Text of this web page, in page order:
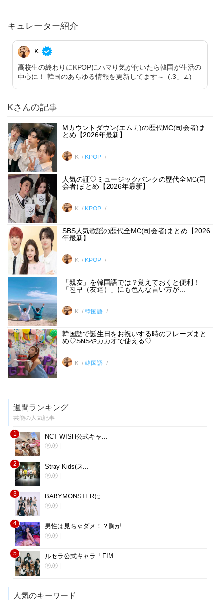
キュレーター紹介
K
高校生の終わりにKPOPにハマり気が付いたら韓国が生活の
中心に！ 韓国のあらゆる情報を更新してます～_(:3」∠)_
Kさんの記事
Mカウントダウン(エムカ)の歴代MC(司会者)ま
とめ【2026年最新】
K KPOP
人気の証♡ミュージックバンクの歴代全MC(司
会者)まとめ【2026年最新】
K KPOP
SBS人気歌謡の歴代全MC(司会者)まとめ【2026
年最新】
K KPOP
「親友」を韓国語では？覚えておくと便利！
「친구（友達）」にも色んな言い方が...
K 韓国語
韓国語で誕生日をお祝いする時のフレーズまと
め♡SNSやカカオで使える♡
K 韓国語
週間ランキング
芸能の人気記事
1 NCT WISH公式キャ...
Ⓟ.Ⓔ
2 Stray Kids(ス...
Ⓟ.Ⓔ
3 BABYMONSTERに...
Ⓟ.Ⓔ
4 男性は見ちゃダメ！？胸が...
Ⓟ.Ⓔ
5 ルセラ公式キャラ「FIM...
Ⓟ.Ⓔ
人気のキーワード